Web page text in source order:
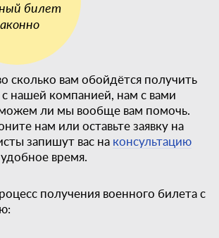
сколько вам обойдётся получить
нашей компанией, нам с вами
ли мы вообще вам помочь.
нам или оставьте заявку на
запишут вас на консультацию
удобное время.
получения военного билета с